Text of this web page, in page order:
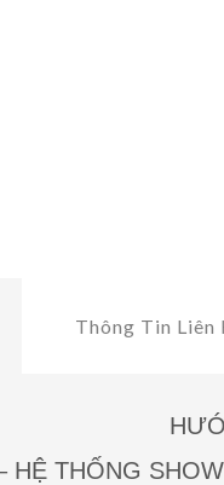
Thông Tin Liên
HỆ THỐNG